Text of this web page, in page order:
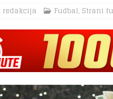
redakcija Fudbal, Strani